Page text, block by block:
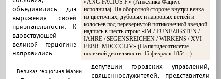
«ANG.FACIUS F.» (Анжелика Фациус
исполнила). На оборотной стороне внутри венка
из цветочных, дубовых и лавровых ветвей и
колосьев под перевернутой пятиконечной звездой
надпись в шесть строк: «IM / FUNFZIGSTEN /
IAHRE / SEGENSREICHEN / WIRKENS / XVI
FEBR. MDCCCLIV» (На пятидесятилетие
полезной деятельности. 16 февраля 1854 г.).
Великая герцогиня Марии
объединились для
выражения своей
признательности. К
вдовствующей
великой герцогине
направились
депутации городских управлений,
священнослужителей, представители